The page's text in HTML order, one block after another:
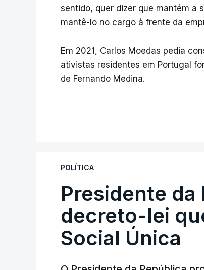
sentido, quer dizer que mantém a
mantê-lo no cargo à frente da
Em 2021, Carlos Moedas pedia
ativistas residentes em Portugal
de Fernando Medina.
POLÍTICA
Presidente
decreto-lei
Social Única